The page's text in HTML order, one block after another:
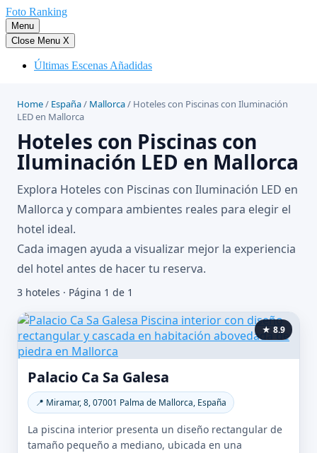
Saltar
al
contenido
Foto Ranking
Menu
Close Menu X
Últimas Escenas Añadidas
Home/ España/ Mallorca/ Hoteles con Piscinas con Iluminación
LED en Mallorca
Hoteles con Piscinas con
Iluminación LED en Mallorca
Explora Hoteles con Piscinas con Iluminación LED en
Mallorca y compara ambientes reales para elegir el
hotel ideal.
Cada imagen ayuda a visualizar mejor la experiencia
del hotel antes de hacer tu reserva.
3 hoteles · Página 1 de 1
★ 8.9
Palacio Ca Sa Galesa
📍 Miramar, 8, 07001 Palma de Mallorca, España
La piscina interior presenta un diseño rectangular de
tamaño pequeño a mediano, ubicada en una